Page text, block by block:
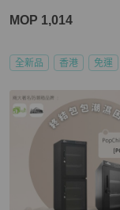
MOP 1,014
全新品 香港 免運